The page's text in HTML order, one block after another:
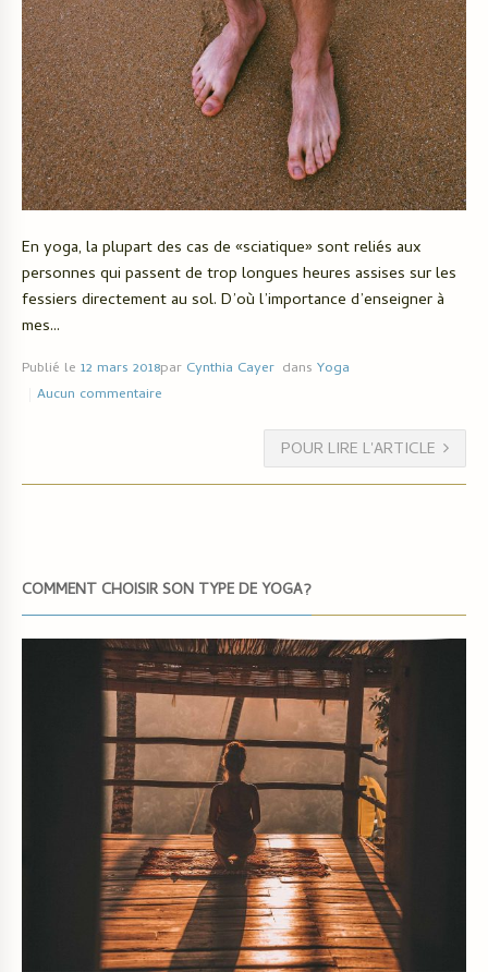
En yoga, la plupart des cas de «sciatique» sont reliés aux
personnes qui passent de trop longues heures assises sur les
fessiers directement au sol. D’où l’importance d’enseigner à
mes...
Publié le 12 mars 2018par Cynthia Cayer dansYoga
Aucun commentaire
POUR LIRE L'ARTICLE
COMMENT CHOISIR SON TYPE DE YOGA?